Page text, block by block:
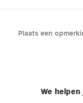
Plaats een
We helpen